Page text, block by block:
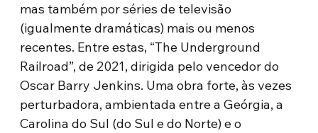
mas também por séries de televisão
(igualmente dramáticas) mais ou menos
recentes. Entre estas, “The Underground
Railroad”, de 2021, dirigida pelo vencedor do
Oscar Barry Jenkins. Uma obra forte, às vezes
perturbadora, ambientada entre a Geórgia, a
Carolina do Sul (do Sul e do Norte) e o